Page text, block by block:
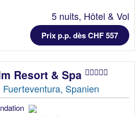
5 nuits, Hôtel & Vol
Prix p.p. dès CHF 557
Resort & Spa
Spanien